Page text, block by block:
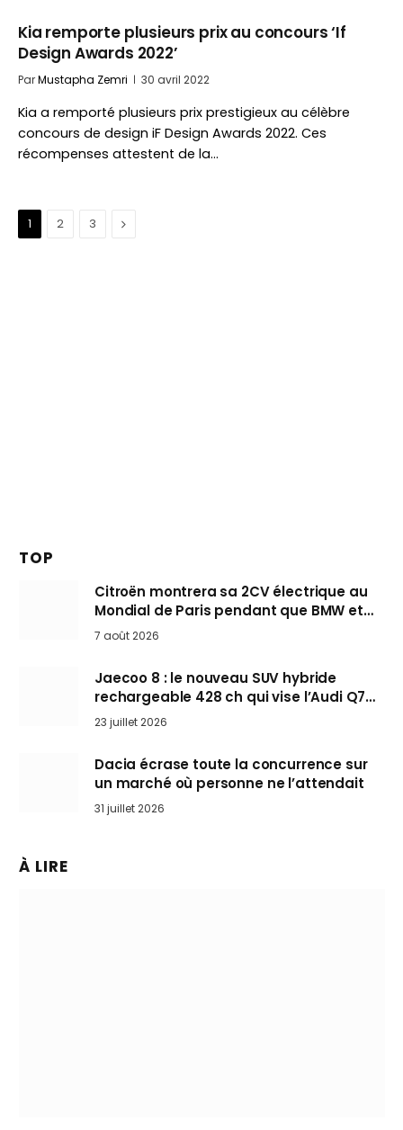
Kia remporte plusieurs prix au concours ‘If
Design Awards 2022’
ParMustapha Zemri 30 avril 2022
Kia a remporté plusieurs prix prestigieux au célèbre
concours de design iF Design Awards 2022. Ces
récompenses attestent de la…
1 2 3 Suivant
TOP
Citroën montrera sa 2CV électrique au
Mondial de Paris pendant que BMW et
Mini désertent le salon
7 août 2026
Jaecoo 8 : le nouveau SUV hybride
rechargeable 428 ch qui vise l’Audi Q7
arrive en Europe cet automne
23 juillet 2026
Dacia écrase toute la concurrence sur
un marché où personne ne l’attendait
31 juillet 2026
À LIRE